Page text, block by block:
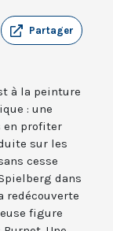
Partager
à la peinture
: une
en profiter
sur les
cesse
dans
redécouverte
figure